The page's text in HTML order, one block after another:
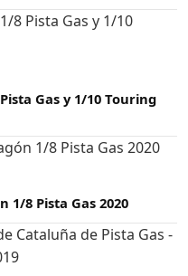
Gas y 1/10 Touring
1/8 Pista Gas 2020